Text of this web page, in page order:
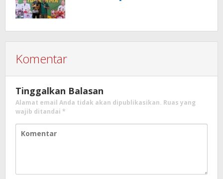
Komentar
Tinggalkan Balasan
Alamat email Anda tidak akan dipublikasikan. Ruas yang
wajib ditandai *